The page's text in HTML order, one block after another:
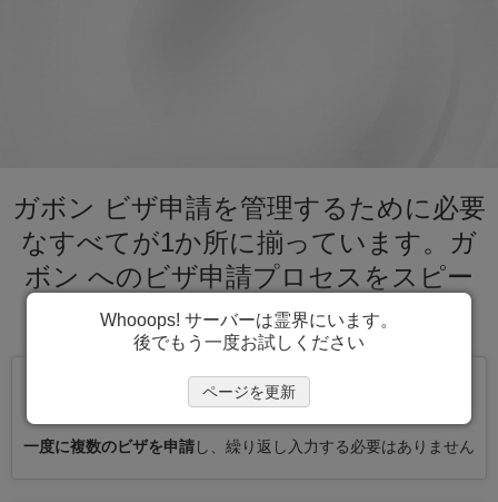
ガボン ビザ申請を管理するために必要
なすべてが1か所に揃っています。ガ
ボン へのビザ申請プロセスをスピー
ディーに進めましょう。
一度に複数のビザを申請し、繰り返し入力する必要はありません
Whooops! サーバーは霊界にいます。
後でもう一度お試しください
ページを更新